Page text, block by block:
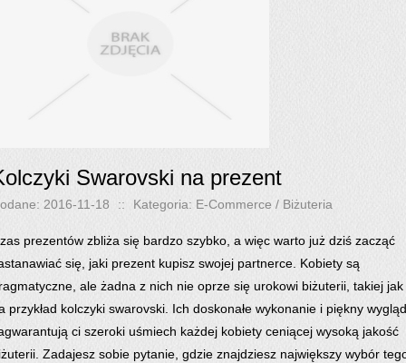
Swarovski na prezent
2016-11-18 :: Kategoria: E-Commerce / Biżuteria
prezentów zbliża się bardzo szybko, a więc warto już dziś zacząć
się, jaki prezent kupisz swojej partnerce. Kobiety są
ale żadna z nich nie oprze się urokowi biżuterii, takiej jak
przykład kolczyki swarovski. Ich doskonałe wykonanie i piękny wygląd
ci szeroki uśmiech każdej kobiety ceniącej wysoką jakość
Zadajesz sobie pytanie, gdzie znajdziesz największy wybór